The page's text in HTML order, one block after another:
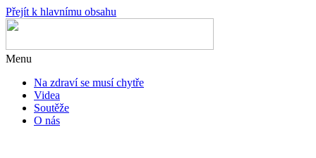
Přejít k hlavnímu obsahu
Menu
Na zdraví se musí chytře
Videa
Soutěže
O nás